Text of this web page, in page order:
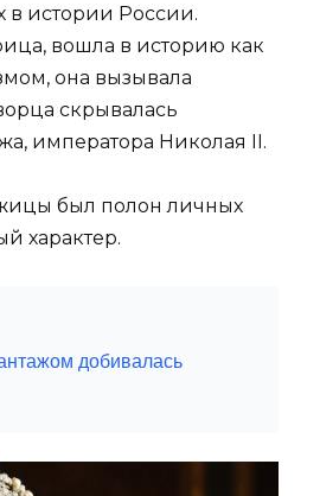
в истории России.
вошла в историю как
она вызывала
скрывалась
императора Николая II.
был полон личных
характер.
добивалась